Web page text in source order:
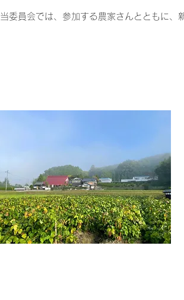
当委員会では、参加する農家さんとともに、